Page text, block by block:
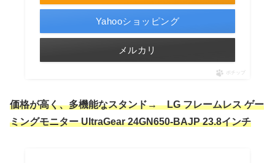
Yahooショッピング
メルカリ
ポチップ
価格が高く、多機能なスタンド→LG フレームレス ゲー
ミングモニター UltraGear 24GN650-BAJP 23.8インチ